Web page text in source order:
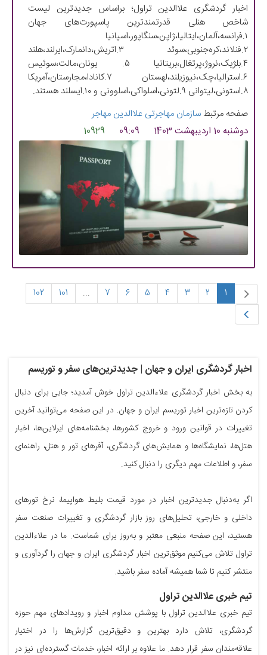
اخبار گردشگری علاالدین تراول؛ براساس جدیدترین ‌لیست
شاخص ‌هنلی قدرتمندترین پاسپورت‌های جهان
۱.فرانسه،آلمان،ایتالیا،ژاپن،سنگاپور،اسپانیا‌
۲.فنلاند،کره‌جنوبی،سوئد ۳.اتریش،دانمارک،ایرلند،هلند
۴.بلژیک،نروژ،پرتغال،بریتانیا ۵. یونان،مالت،سوئیس
۶.استرالیا،چک،نیوزیلند،لهستان‌ ۷.کانادا،مجارستان،آمریکا‌
۸.استونی،لیتوانی ۹.لتونی،اسلواکی،اسلوونی و ۱۰.ایسلند هستند.
صفحه مرتبط سازمان مهاجرتی علاالدین مهاجر
دوشنبه 10 اردیبهشت 1403
09:09
10929
1
2
3
4
5
6
7
...
101
102
اخبار گردشگری ایران و جهان | جدیدترین‌های سفر و توریسم
به بخش اخبار گردشگری علاءالدین تراول خوش آمدید؛ جایی برای دنبال
کردن تازه‌ترین اخبار توریسم ایران و جهان. در این صفحه می‌توانید آخرین
تغییرات در قوانین ورود و خروج کشورها، بخشنامه‌های ایرلاین‌ها، اخبار
هتل‌ها، نمایشگاه‌ها و همایش‌های گردشگری، آفرهای تور و هتل، راهنمای
سفر، و اطلاعات مهم دیگری را دنبال کنید.
اگر به‌دنبال جدیدترین اخبار در مورد قیمت بلیط هواپیما، نرخ تورهای
داخلی و خارجی، تحلیل‌های روز بازار گردشگری و تغییرات صنعت سفر
هستید، این صفحه منبعی معتبر و به‌روز برای شماست. ما در علاءالدین
تراول تلاش می‌کنیم موثق‌ترین اخبار گردشگری ایران و جهان را گردآوری و
منتشر کنیم تا شما همیشه آماده سفر باشید.
تیم خبری علاالدین تراول
تیم خبری علاالدین تراول با پوشش مداوم اخبار و رویدادهای مهم حوزه
گردشگری، تلاش دارد بهترین و دقیق‌ترین گزارش‌ها را در اختیار
علاقه‌مندان سفر قرار دهد. ما علاوه بر ارائه اخبار، خدمات گسترده‌ای نیز در